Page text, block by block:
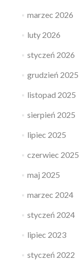
marzec 2026
luty 2026
styczeń 2026
grudzień 2025
listopad 2025
sierpień 2025
lipiec 2025
czerwiec 2025
maj 2025
marzec 2024
styczeń 2024
lipiec 2023
styczeń 2022